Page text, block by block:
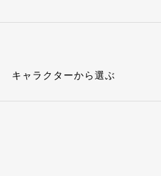
キャラクターから選ぶ